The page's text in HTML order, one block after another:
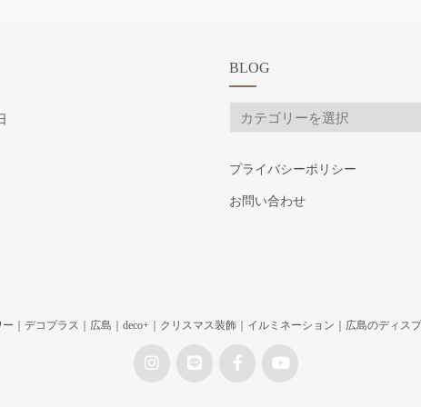
BLOG
BLOG
プライバシーポリシー
お問い合わせ
｜デコプラス｜広島｜deco+｜クリスマス装飾｜イルミネーション｜広島のディス